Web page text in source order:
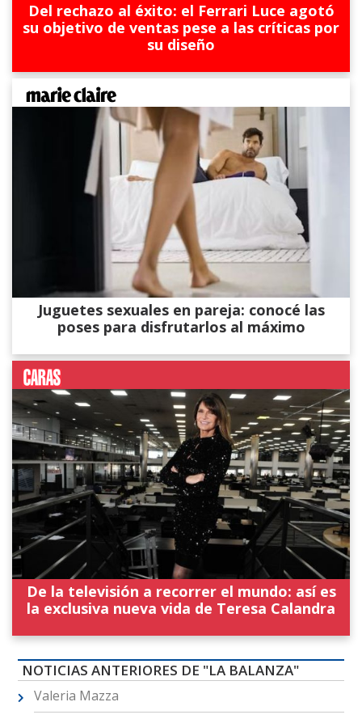
Del rechazo al éxito: el Ferrari Luce agotó
su objetivo de ventas pese a las críticas por
su diseño
Juguetes sexuales en pareja: conocé las
poses para disfrutarlos al máximo
De la televisión a recorrer el mundo: así es
la exclusiva nueva vida de Teresa Calandra
NOTICIAS ANTERIORES DE "LA BALANZA"
Valeria Mazza